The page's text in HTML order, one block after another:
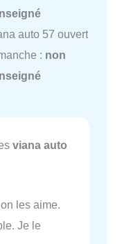
auto 57 ouvert
: non
viana auto
les aime.
Je le